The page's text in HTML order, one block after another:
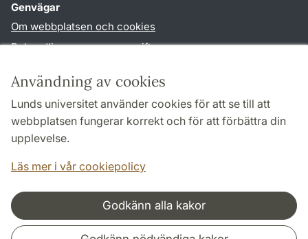
Användning av cookies
Lunds universitet använder cookies för att se till att
webbplatsen fungerar korrekt och för att förbättra din
upplevelse.
Läs mer i vår cookiepolicy
Godkänn alla kakor
Genvägar
Om webbplatsen och cookies
Behandling av personuppgifter
TYPO3-login
Följ oss i sociala medier
Samarbeten och nätverk